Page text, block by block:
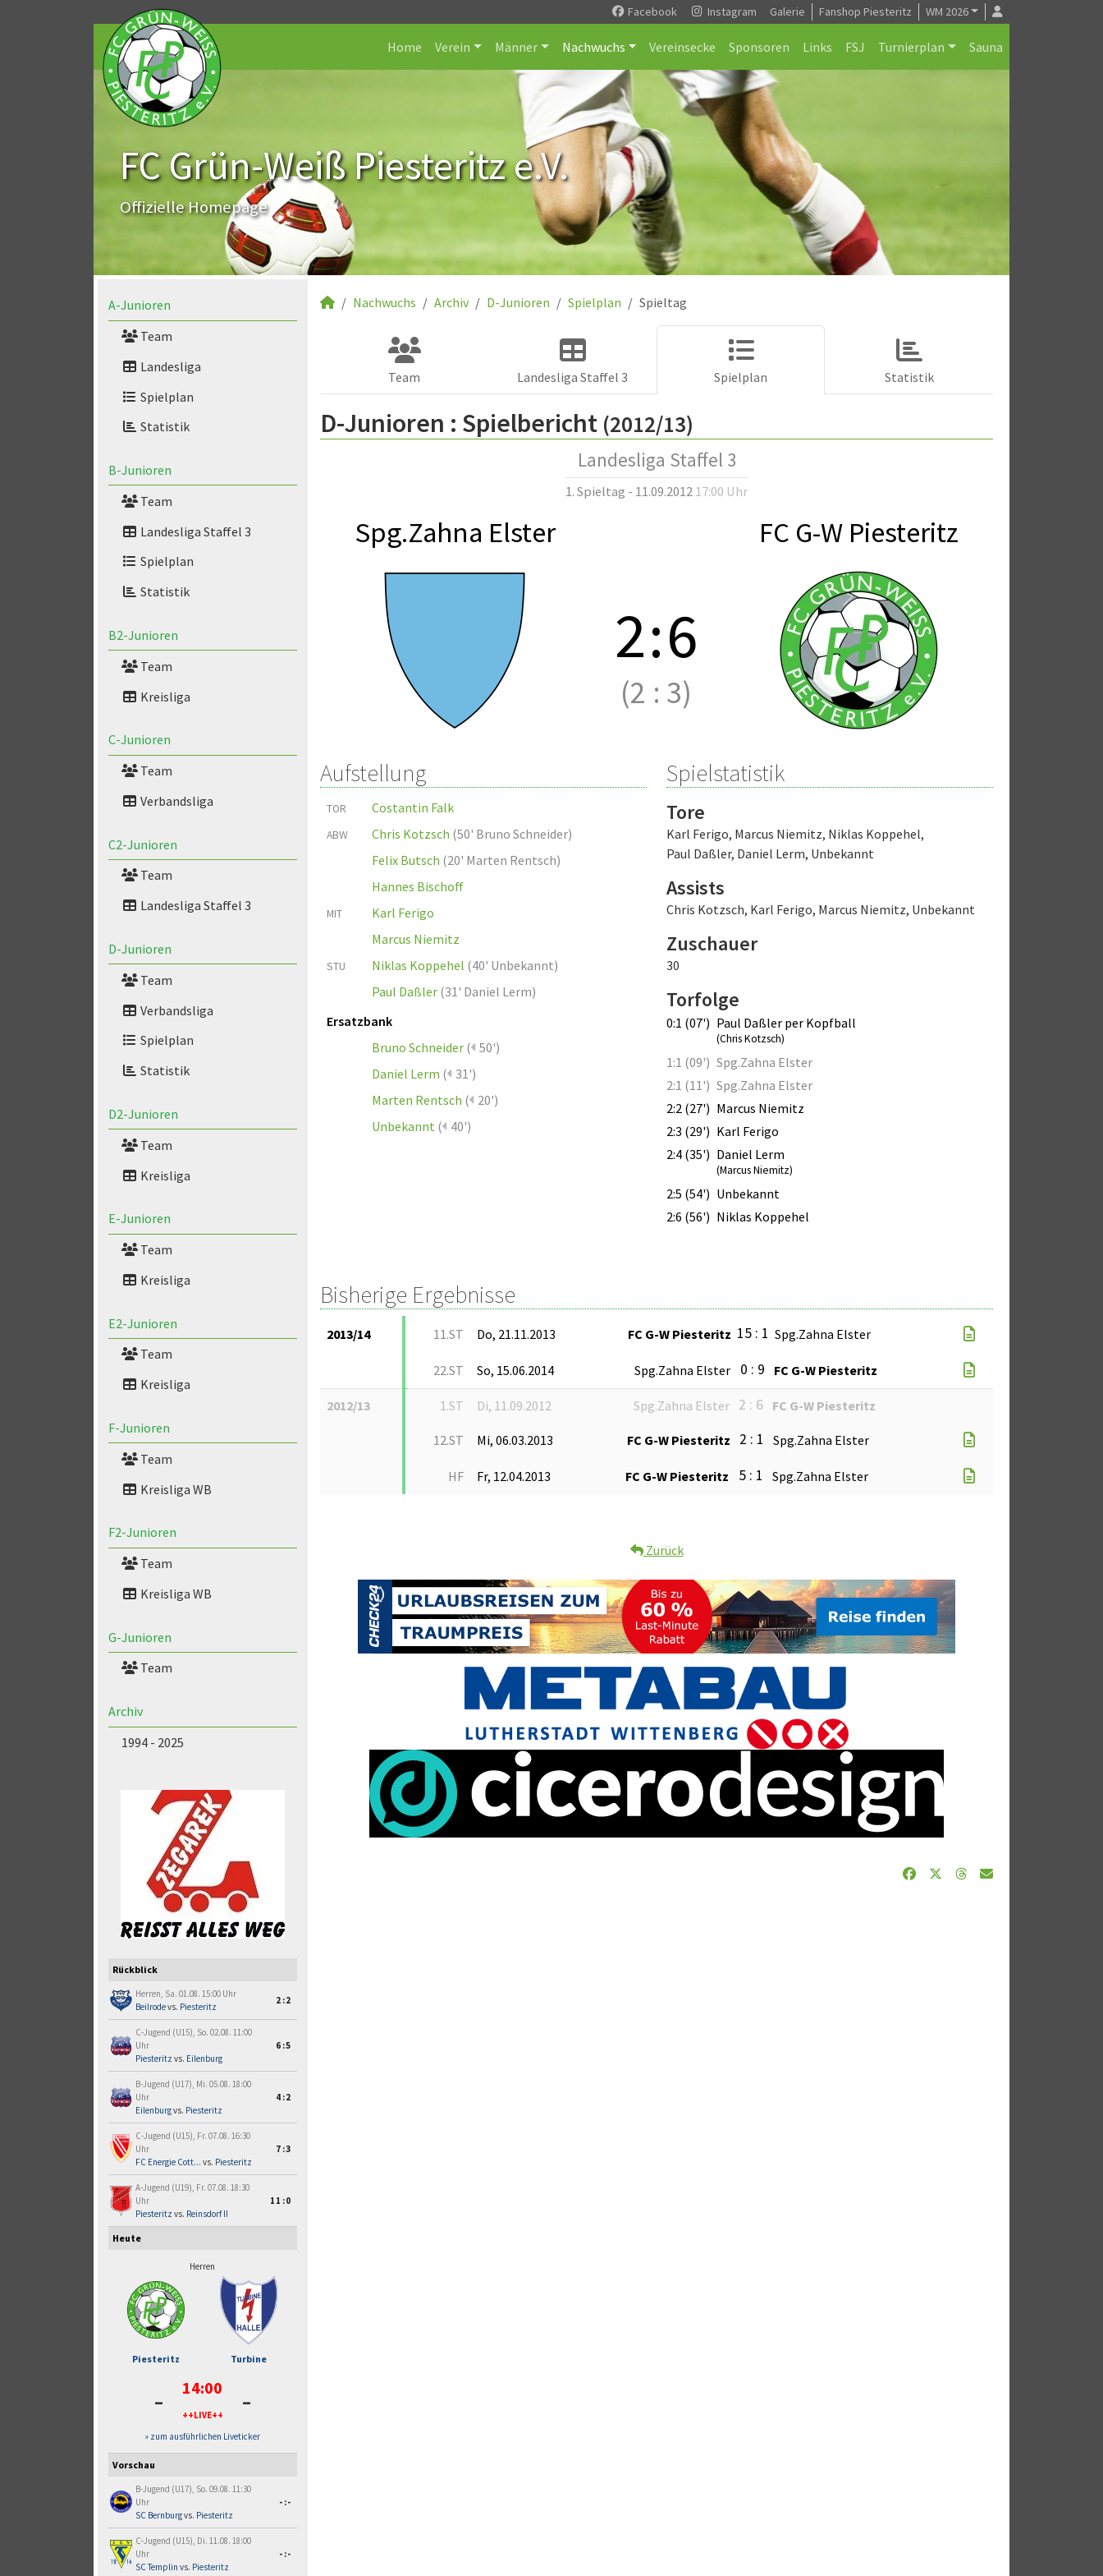
Facebook Instagram Galerie Fanshop Piesteritz WM 2026
Home Verein Männer Nachwuchs Vereinsecke Sponsoren Links FSJ Turnierplan Sauna
FC Grün-Weiß Piesteritz e.V.
Offizielle Homepage
A-Junioren
Team
Landesliga
Spielplan
Statistik
B-Junioren
Team
Landesliga Staffel 3
Spielplan
Statistik
B2-Junioren
Team
Kreisliga
C-Junioren
Team
Verbandsliga
C2-Junioren
Team
Landesliga Staffel 3
D-Junioren
Team
Verbandsliga
Spielplan
Statistik
D2-Junioren
Team
Kreisliga
E-Junioren
Team
Kreisliga
E2-Junioren
Team
Kreisliga
F-Junioren
Team
Kreisliga WB
F2-Junioren
Team
Kreisliga WB
G-Junioren
Team
Archiv
1994 - 2025
Rückblick
Herren, Sa. 01.08. 15:00 Uhr
Beilrodevs. Piesteritz
2:2
C-Jugend (U15), So. 02.08. 11:00
Uhr
Piesteritz vs. Eilenburg
6:5
B-Jugend (U17), Mi. 05.08. 18:00
Uhr
Eilenburgvs. Piesteritz
4:2
C-Jugend (U15), Fr. 07.08. 16:30
Uhr
FC Energie Cott... vs. Piesteritz
7:3
A-Jugend (U19), Fr. 07.08. 18:30
Uhr
Piesteritz vs. Reinsdorf II
11:0
Heute
Herren
Piesteritz Turbine
- 14:00
++LIVE++ -
» zum ausführlichen Liveticker
Vorschau
B-Jugend (U17), So. 09.08. 11:30
Uhr
SC Bernburgvs. Piesteritz
-:-
C-Jugend (U15), Di. 11.08. 18:00
Uhr
SC Templin vs. Piesteritz
-:-
Nachwuchs Archiv D-Junioren Spielplan Spieltag
Team Landesliga Staffel 3 Spielplan Statistik
D-Junioren : Spielbericht (2012/13)
Landesliga Staffel 3
1. Spieltag - 11.09.2012 17:00 Uhr
Spg.Zahna Elster FC G-W Piesteritz
2:6
(2 : 3)
Aufstellung
TOR Costantin Falk
ABW Chris Kotzsch (50' Bruno Schneider)
Felix Butsch (20' Marten Rentsch)
Hannes Bischoff
MIT
Karl Ferigo
Marcus Niemitz
STU Niklas Koppehel (40' Unbekannt)
Paul Daßler (31' Daniel Lerm)
Ersatzbank
Bruno Schneider ( 50')
Daniel Lerm ( 31')
Marten Rentsch ( 20')
Unbekannt ( 40')
Spielstatistik
Tore
Karl Ferigo, Marcus Niemitz, Niklas Koppehel,
Paul Daßler, Daniel Lerm, Unbekannt
Assists
Chris Kotzsch, Karl Ferigo, Marcus Niemitz, Unbekannt
Zuschauer
30
Torfolge
0:1 (07') Paul Daßler per Kopfball
(Chris Kotzsch)
1:1 (09') Spg.Zahna Elster
2:1 (11') Spg.Zahna Elster
2:2 (27') Marcus Niemitz
2:3 (29') Karl Ferigo
2:4 (35') Daniel Lerm
(Marcus Niemitz)
2:5 (54') Unbekannt
2:6 (56') Niklas Koppehel
Bisherige Ergebnisse
2013/14 11.ST Do, 21.11.2013 FC G-W Piesteritz 15 : 1 Spg.Zahna Elster
22.ST So, 15.06.2014 Spg.Zahna Elster 0 : 9 FC G-W Piesteritz
2012/13 1.ST Di, 11.09.2012 Spg.Zahna Elster 2 : 6 FC G-W Piesteritz
12.ST Mi, 06.03.2013 FC G-W Piesteritz 2 : 1 Spg.Zahna Elster
HF Fr, 12.04.2013 FC G-W Piesteritz 5 : 1 Spg.Zahna Elster
Zurück